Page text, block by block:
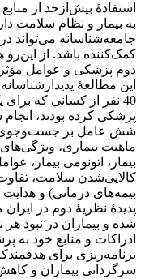
استفادۀ بیش‌ازحد از
به بیمار و نظام سلامت
جامعه‌شناسانه می‌تواند
کمک‌کننده باشد. از
دوم پزشکی و عوامل
این مطالعۀ
40 نفر از کسانی که
پزشکی کرده بودند،
شش عامل بر جست‌وجوی
ماهیت بیماری،
بیمار، اتونومی بیمار،
کالایی‌شدن سلامت،
بیمه‌های درمانی) و
پدیدۀ نظریۀ دوم در
شده و بیماران در نبود
ادراکات و منابع خود به
برنامه‌ریزی برای
سرگردانی بیماران و